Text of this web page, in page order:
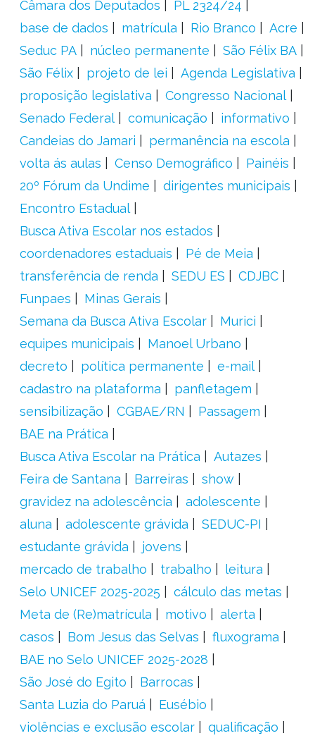
Câmara dos Deputados
PL 2324/24
base de dados
matrícula Rio Branco
Acre
Seduc PA
núcleo permanente
São Félix BA
São Félix
projeto de lei
Agenda Legislativa
proposição legislativa
Congresso Nacional
Senado Federal
comunicação
informativo
Candeias do Jamari
permanência na escola
volta ás aulas
Censo Demográfico
Painéis
20º Fórum da Undime
dirigentes municipais
Encontro Estadual
Busca Ativa Escolar nos estados
coordenadores estaduais
Pé de Meia
transferência de renda
SEDU ES
CDJBC
Funpaes
Minas Gerais
Semana da Busca Ativa Escolar
Murici
equipes municipais
Manoel Urbano
decreto
política permanente
e-mail
cadastro na plataforma
panfletagem
sensibilização
CGBAE/RN
Passagem
BAE na Prática
Busca Ativa Escolar na Prática
Autazes
Feira de Santana
Barreiras
show
gravidez na adolescência
adolescente
aluna
adolescente grávida
SEDUC-PI
estudante grávida
jovens
mercado de trabalho
trabalho
leitura
Selo UNICEF 2025-2025
cálculo das metas
Meta de (Re)matrícula
motivo
alerta
casos
Bom Jesus das Selvas
fluxograma
BAE no Selo UNICEF 2025-2028
São José do Egito
Barrocas
Santa Luzia do Paruá
Eusébio
violências e exclusão escolar
qualificação